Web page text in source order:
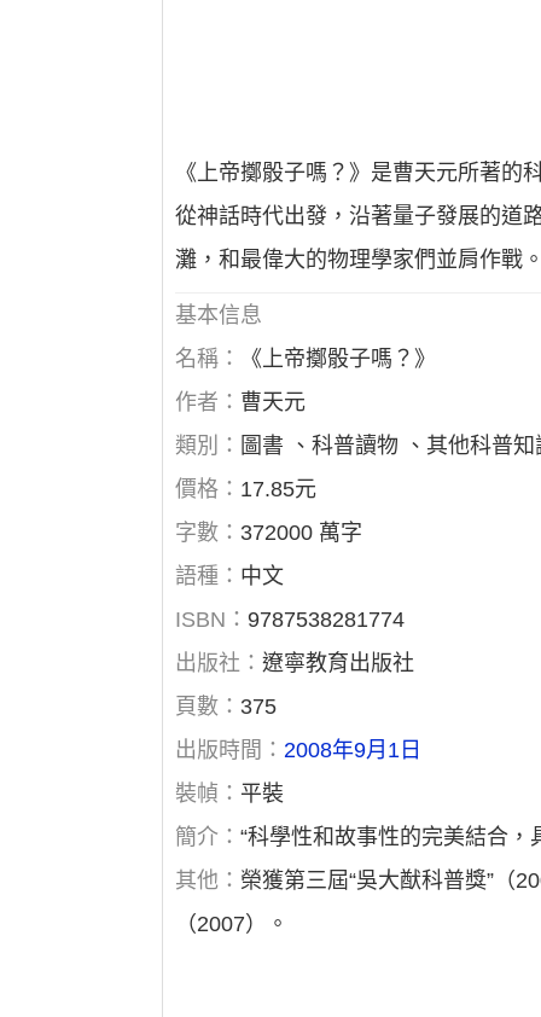
《上帝擲骰子嗎？》是曹天元所著
從神話時代出發，沿著量子發展的道
灘，和最偉大的物理學家們並肩作戰
基本信息
名稱：
《上帝擲骰子嗎？》
作者： 曹天元
類別： 圖書 、科普讀物 、其他科普知
價格： 17.85元
字數： 372000 萬字
語種： 中文
ISBN：9787538281774
出版社：遼寧教育出版社
頁數： 375
出版時間：2008年9月1日
裝幀： 平裝
簡介：“科學性和故事性的完美結合
其他： 榮獲第三屆“吳大猷科普獎”（
（2007）。